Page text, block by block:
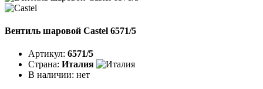
Вентиль шаровой Castel 6571/5
Артикул: 6571/5
Страна: Италия
В наличии: нет